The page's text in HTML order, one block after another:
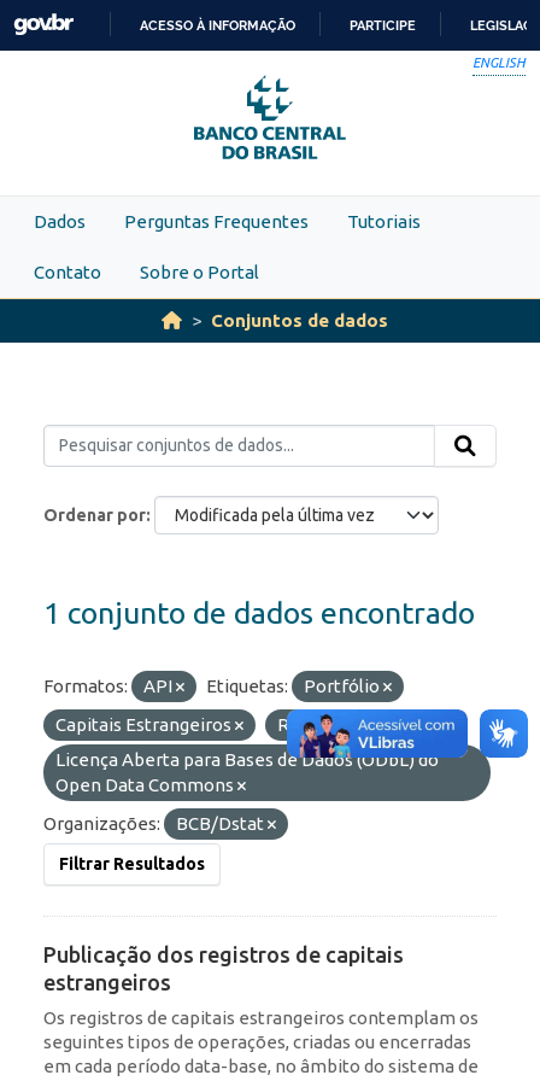
Skip to main content
PARA
O
CONTEÚDO
ACESSO À INFORMAÇÃO PARTICIPE
ENGLISH
Dados Perguntas Frequentes Tutoriais
Contato Sobre o Portal
Conjuntos de dados
Ordenar por
1 conjunto de dados encontrado
Formatos: API Etiquetas:
Portfólio
Capitais Estrangeiros
RDE
Licenças:
Licença Aberta para Bases de Dados (ODbL) do
Open Data Commons
Organizações:
BCB/Dstat
Filtrar Resultados
Publicação dos registros de capitais
estrangeiros
Os registros de capitais estrangeiros contemplam os
seguintes tipos de operações, criadas ou encerradas
em cada período data-base, no âmbito do sistema de